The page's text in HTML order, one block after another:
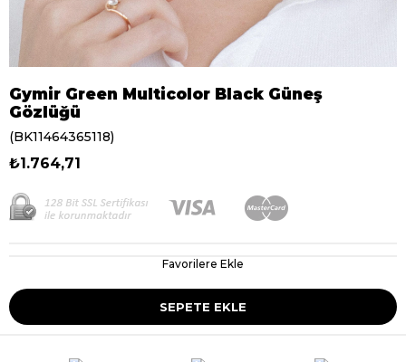
Gymir Green Multicolor Black Güneş
Gözlüğü
(BK11464365118)
₺1.764,71
Favorilere Ekle